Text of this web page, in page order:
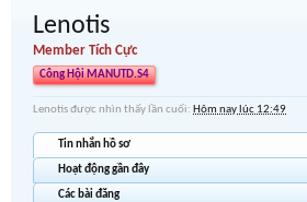
Lenotis
Member Tích Cực
Công Hội MANUTD.S4
Lenotis được nhìn thấy lần cuối: Hôm nay lúc 12:49
Tin nhắn hồ sơ
Hoạt động gần đây
Các bài đăng